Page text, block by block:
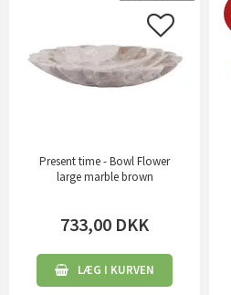
Present time - Bowl Flower
large marble brown
733,00 DKK
LÆG I KURVEN